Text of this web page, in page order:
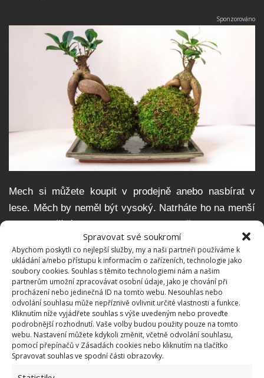
Spravovat své soukromí
Abychom poskytli co nejlepší služby, my a naši partneři používáme k
ukládání a/nebo přístupu k informacím o zařízeních, technologie jako
soubory cookies. Souhlas s těmito technologiemi nám a našim
partnerům umožní zpracovávat osobní údaje, jako je chování při
procházení nebo jedinečná ID na tomto webu. Nesouhlas nebo
odvolání souhlasu může nepříznivě ovlivnit určité vlastnosti a funkce.
Kliknutím níže vyjádřete souhlas s výše uvedeným nebo proveďte
podrobnější rozhodnutí. Vaše volby budou použity pouze na tomto
webu. Nastavení můžete kdykoli změnit, včetně odvolání souhlasu,
pomocí přepínačů v Zásadách cookies nebo kliknutím na tlačítko
Spravovat souhlas ve spodní části obrazovky.
Mech si můžete koupit v prodejně anebo nasbírat v
lese. Měch by neměl být vysoký. Natrháte ho na menší
kusy, postříkáte lehce vodou a pak už jen obalujete
mechem hliněnou kouli. Na pomoc si vezměte
provázek. Může být zelený, aby nebyl vidět, ale klidně i
barevný, aby vynikl. Provázek by měl být vyroben z
umělého materiálu, aby se nezačal trhat a rozkládat.
Jak o kokedamu pečovat
Ačkoliv se zdá, že jde o náročný způsob pěstování,